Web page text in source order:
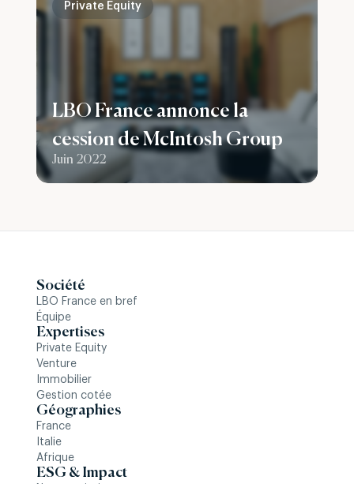
LBO France annonce la
cession de McIntosh Group
Juin 2022
Private Equity
Société
LBO France en bref
Équipe
Expertises
Private Equity
Venture
Immobilier
Gestion cotée
Géographies
France
Italie
Afrique
ESG & Impact